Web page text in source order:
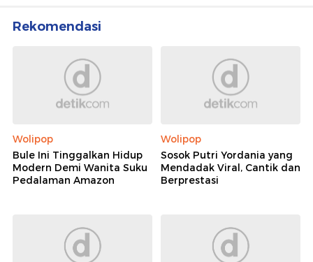
Rekomendasi
Wolipop
Bule Ini Tinggalkan Hidup
Modern Demi Wanita Suku
Pedalaman Amazon
Wolipop
Sosok Putri Yordania yang
Mendadak Viral, Cantik dan
Berprestasi